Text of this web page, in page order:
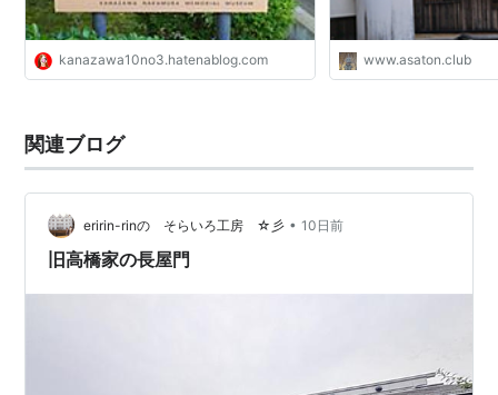
kanazawa10no3.hatenablog.com www.asaton.club
関連ブログ
eririn-rinの そらいろ工房 ☆彡 • 10日前
旧高橋家の長屋門